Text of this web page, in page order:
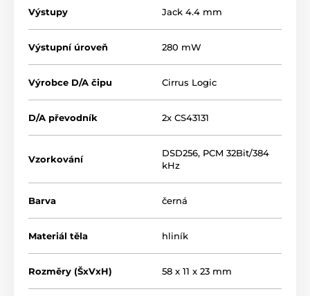
Výstupy Jack 4.4 mm
Výstupní úroveň 280 mW
Výrobce D/A čipu Cirrus Logic
D/A převodník 2x CS43131
Vzorkování
DSD256, PCM 32Bit/384
kHz
Barva černá
Materiál těla hliník
Rozměry (ŠxVxH) 58 x 11 x 23 mm